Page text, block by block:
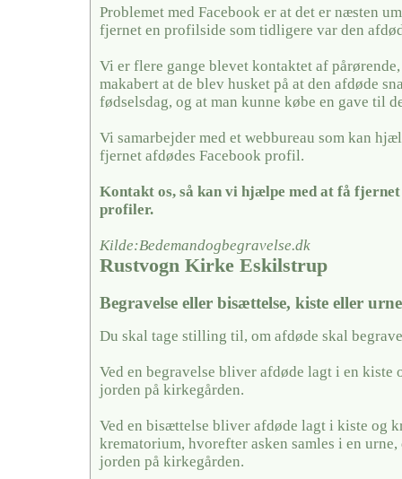
Problemet med Facebook er at det er næsten
fjernet en profilside som tidligere var den
Vi er flere gange blevet kontaktet af
makabert at de blev husket på at den afdøde
fødselsdag, og at man kunne købe en gave til
Vi samarbejder med et webbureau som kan
fjernet afdødes Facebook profil.
Kontakt os, så kan vi hjælpe med at få fjernet
profiler.
Kilde:Bedemandogbegravelse.dk
Rustvogn Kirke Eskilstrup
Begravelse eller bisættelse, kiste eller
Du skal tage stilling til, om afdøde skal
Ved en begravelse bliver afdøde lagt i en kiste
jorden på kirkegården.
Ved en bisættelse bliver afdøde lagt i kiste og
krematorium, hvorefter asken samles i en
jorden på kirkegården.